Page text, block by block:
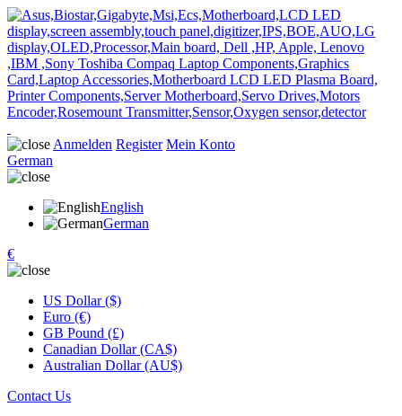
Anmelden Register Mein Konto
German
English
German
€
US Dollar ($)
Euro (€)
GB Pound (£)
Canadian Dollar (CA$)
Australian Dollar (AU$)
Contact Us